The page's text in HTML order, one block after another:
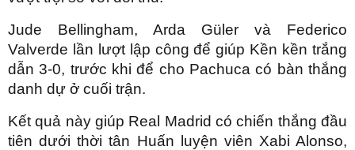
Jude Bellingham, Arda Güler và Federico
Valverde lần lượt lập công để giúp Kền kền trắng
dẫn 3-0, trước khi để cho Pachuca có bàn thắng
danh dự ở cuối trận.
Kết quả này giúp Real Madrid có chiến thắng đầu
tiên dưới thời tân Huấn luyện viên Xabi Alonso,